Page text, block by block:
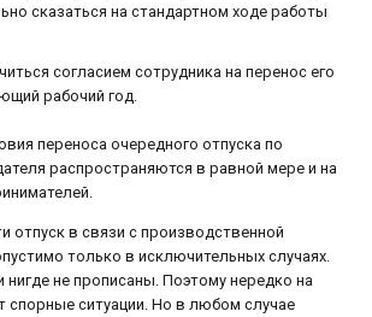
сказаться на стандартном ходе работы
согласием сотрудника на перенос его
рабочий год.
переноса очередного отпуска по
распространяются в равной мере и на
отпуск в связи с производственной
только в исключительных случаях.
нигде не прописаны. Поэтому нередко на
спорные ситуации. Но в любом случае